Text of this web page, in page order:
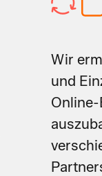
Wir
und